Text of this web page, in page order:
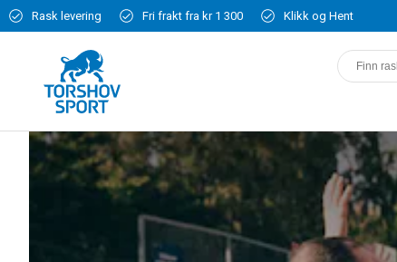
Rask levering Fri frakt fra kr 1 300 Klikk og Hent